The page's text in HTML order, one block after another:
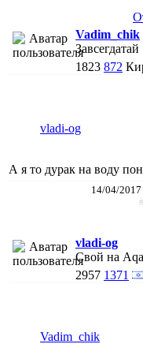
Vadim_chik
Завсегдатай
1823 872
vladi-og
А я то дурак на воду
14/04/
vladi-og
Свой на
2957 1371
Vadim_chik